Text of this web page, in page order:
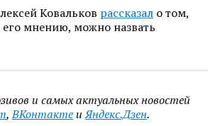
Ковальков рассказал о том,
его мнению, можно назвать
и самых актуальных новостей
,ВКонтактеиЯндекс.Дзен.